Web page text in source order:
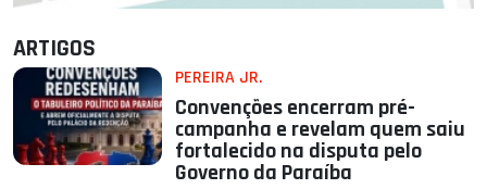
ARTIGOS
PEREIRA JR.
Convenções encerram pré-
campanha e revelam quem saiu
fortalecido na disputa pelo
Governo da Paraíba